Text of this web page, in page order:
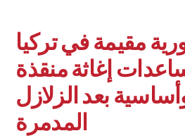
مقيمة في تركيا
إغاثة منقذة
بعد الزلازل
المدمرة